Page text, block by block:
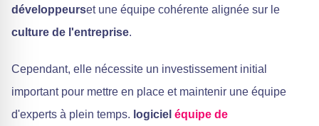
développeurset une équipe cohérente alignée sur le
culture de l'entreprise.
Cependant, elle nécessite un investissement initial
important pour mettre en place et maintenir une équipe
d'experts à plein temps. logiciel équipe de